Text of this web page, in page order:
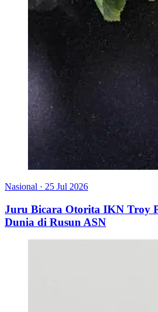
Nasional · 25 Jul 2026
Juru Bicara Otorita IKN Troy
Dunia di Rusun ASN